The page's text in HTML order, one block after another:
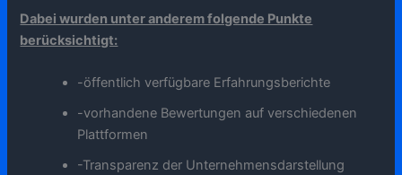
Dabei wurden unter anderem folgende Punkte
berücksichtigt:
-öffentlich verfügbare Erfahrungsberichte
-vorhandene Bewertungen auf verschiedenen
Plattformen
-Transparenz der Unternehmensdarstellung